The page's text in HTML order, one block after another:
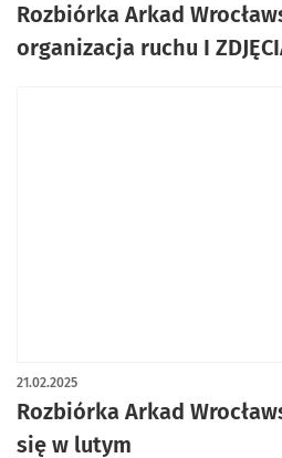
Rozbiórka Arkad
organizacja ruchu I
Rozbiórka Arkad
się w lutym
21.02.2025